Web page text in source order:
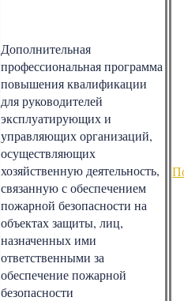
Дополнительная
профессиональная программа
повышения квалификации
для руководителей
эксплуатирующих и
управляющих организаций,
осуществляющих
хозяйственную деятельность,
связанную с обеспечением
пожарной безопасности на
объектах защиты, лиц,
назначенных ими
ответственными за
обеспечение пожарной
безопасности